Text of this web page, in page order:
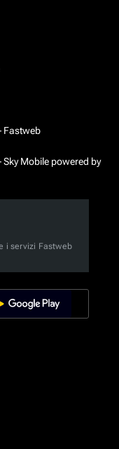
Fastweb
Mobile powered by
i servizi Fastweb